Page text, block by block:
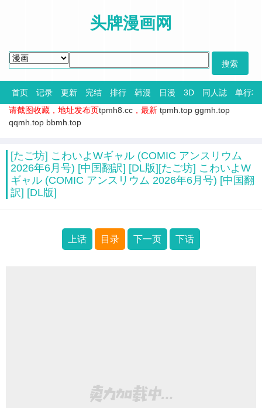
头牌漫画网
首页 记录 更新 完结 排行 韩漫 日漫 3D 同人誌
单行本
请截图收藏，地址发布页tpmh8.cc ，最新 tpmh.top ggmh.top
qqmh.top bbmh.top
[たご坊] こわいよWギャル (COMIC アンスリウム
2026年6月号) [中国翻訳] [DL版][たご坊] こわいよW
ギャル (COMIC アンスリウム 2026年6月号) [中国翻
訳] [DL版]
上话 目录 下一页 下话